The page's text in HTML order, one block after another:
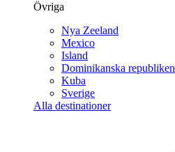
Övriga
Nya Zeeland
Mexico
Island
Dominikanska republiken
Kuba
Sverige
Alla destinationer